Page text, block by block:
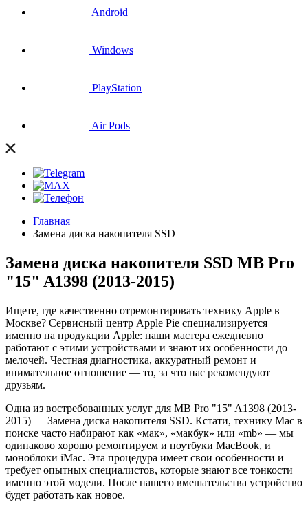
Android
Windows
PlayStation
Air Pods
Главная
Замена диска накопителя SSD
Замена диска накопителя SSD MB Pro
"15" A1398 (2013-2015)
Ищете, где качественно отремонтировать технику Apple в
Москве? Сервисный центр Apple Pie специализируется
именно на продукции Apple: наши мастера ежедневно
работают с этими устройствами и знают их особенности до
мелочей. Честная диагностика, аккуратный ремонт и
внимательное отношение — то, за что нас рекомендуют
друзьям.
Одна из востребованных услуг для MB Pro "15" A1398 (2013-
2015) — Замена диска накопителя SSD. Кстати, технику Mac в
поиске часто набирают как «мак», «макбук» или «mb» — мы
одинаково хорошо ремонтируем и ноутбуки MacBook, и
моноблоки iMac. Эта процедура имеет свои особенности и
требует опытных специалистов, которые знают все тонкости
именно этой модели. После нашего вмешательства устройство
будет работать как новое.